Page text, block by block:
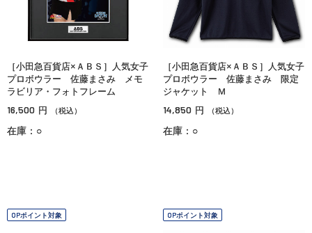
［小田急百貨店×ＡＢＳ］人気女子
プロボウラー 佐藤まさみ メモ
ラビリア・フォトフレーム
16,500 円 （税込）
在庫：○
［小田急百貨店×ＡＢＳ］人気女子
プロボウラー 佐藤まさみ 限定
ジャケット Ｍ
14,850 円 （税込）
在庫：○
OPポイント対象 OPポイント対象